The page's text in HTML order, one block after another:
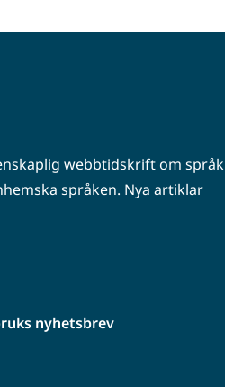
webbtidskrift om språk
språken. Nya artiklar
nyhetsbrev